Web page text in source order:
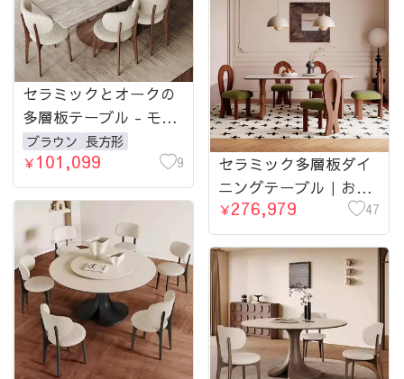
セラミックとオークの
多層板テーブル - モダ
ンデザインと耐久性に
優れたリビング家具
hagst-5358-table
ブラウン 長方形
￥101,099 9
セラミック多層板ダイ
ニングテーブル｜おし
ゃれでスタイリッシュ
なデザイン fmus-
4090-table
￥276,979 47